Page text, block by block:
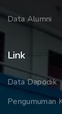
Data Alumni
Link
Data Dapodik